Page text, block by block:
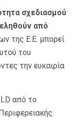
σχεδιασμού
από
της Ε.Ε. μπορεί
του
την ευκαιρία
από το